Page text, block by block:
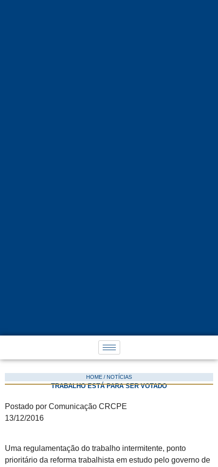
MEDIDA DA REFORMA TRABALHISTA, NOVO CONTRATO DE
TRABALHO ESTÁ PARA SER VOTADO
HOME / NOTÍCIAS
Postado por Comunicação CRCPE
13/12/2016
Uma regulamentação do trabalho intermitente, ponto
prioritário da reforma trabalhista em estudo pelo governo de